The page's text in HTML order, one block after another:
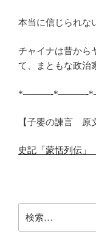
本当に信じられな
チャイナは昔から
て、まともな政治
*———-*———-
【子嬰の諫言 原
史記「蒙恬列伝
索: